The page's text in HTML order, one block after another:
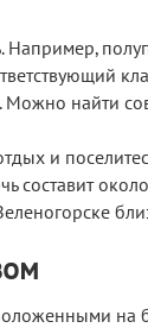
Например,
Можно найти
и
составит
на